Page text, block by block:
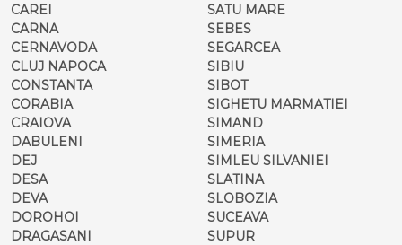
CAREI
CARNA
CERNAVODA
CLUJ NAPOCA
CONSTANTA
CORABIA
CRAIOVA
DABULENI
DEJ
DESA
DEVA
DOROHOI
DRAGASANI
SATU MARE
SEBES
SEGARCEA
SIBIU
SIBOT
SIGHETU MARMATIEI
SIMAND
SIMERIA
SIMLEU SILVANIEI
SLATINA
SLOBOZIA
SUCEAVA
SUPUR